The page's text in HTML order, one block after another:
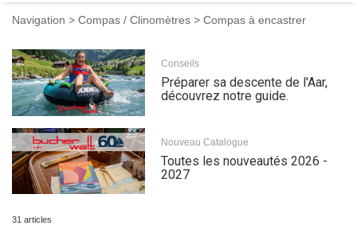
Navigation > Compas / Clinomètres > Compas à encastrer
Conseils
Préparer sa descente de l'Aar,
découvrez notre guide.
Nouveau Catalogue
Toutes les nouveautés 2026 -
2027
31 articles